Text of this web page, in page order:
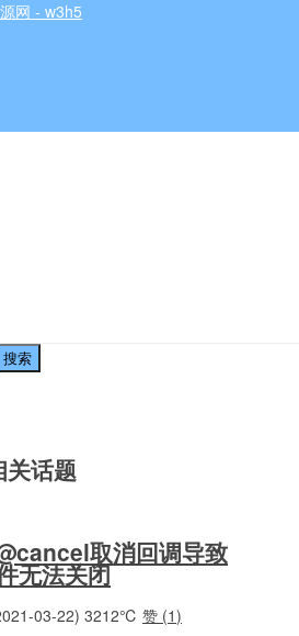
网 - w3h5
话题
取消回调导致
无法关闭
03-22) 3212℃ 赞 (1)